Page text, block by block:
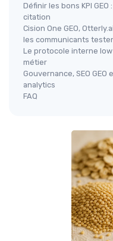
Définir les bons KPI
citation
Cision One GEO,
les communicants
Le protocole interne
métier
Gouvernance, SEO
analytics
FAQ